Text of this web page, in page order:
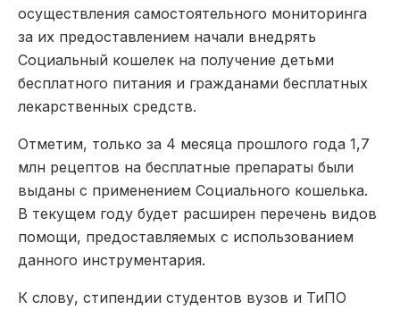
осуществления самостоятельного мониторинга
за их предоставлением начали внедрять
Социальный кошелек на получение детьми
бесплатного питания и гражданами бесплатных
лекарственных средств.
Отметим, только за 4 месяца прошлого года 1,7
млн рецептов на бесплатные препараты были
выданы с применением Социального кошелька.
В текущем году будет расширен перечень видов
помощи, предоставляемых с использованием
данного инструментария.
К слову, стипендии студентов вузов и ТиПО